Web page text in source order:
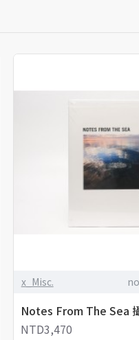
x_Misc.
Notes From The Sea
NTD3,470